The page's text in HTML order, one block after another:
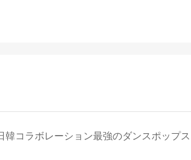
コラボレーション最強のダンスポップス